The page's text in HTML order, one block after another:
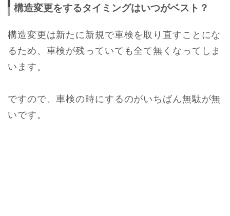
構造変更をするタイミングはいつがベスト？
構造変更は新たに新規で車検を取り直すことにな
るため、車検が残っていても全て無くなってしま
います。
ですので、車検の時にするのがいちばん無駄が無
いです。